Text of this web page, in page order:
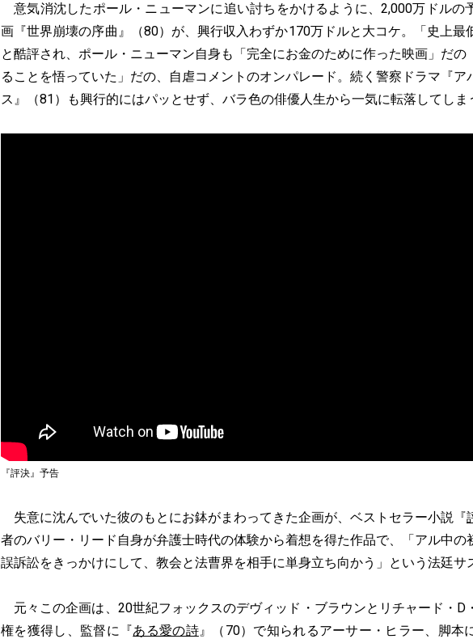
意気消沈したポール・ニューマンに追い討ちをかけるように、2,000万ドルの
画『世界崩壊の序曲』（80）が、興行収入わずか170万ドルと大コケ。「史上最
と酷評され、ポール・ニューマン自身も「完全にお金のために作った映画」だの
ることを悟っていた」だの、自虐コメントのオンパレード。続く警察ドラマ『ア
ス』（81）も興行的にはパッとせず、バラ色の俳優人生から一気に転落してしま
『評決』予告
失意に沈んでいた彼のもとにお鉢がまわってきた企画が、ベストセラー小説『
者のバリー・リード自身が弁護士時代の体験から着想を得た作品で、「アル中の
誤訴訟をきっかけにして、教会と法曹界を相手に単身立ち向かう」という法廷サ
元々この企画は、20世紀フォックスのデヴィッド・ブラウンとリチャード・D
権を獲得し、監督に『ある愛の詩』（70）で知られるアーサー・ヒラー、脚本